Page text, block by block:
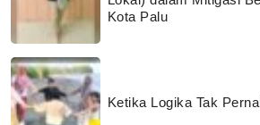
Kota Palu
Ketika Logika Tak